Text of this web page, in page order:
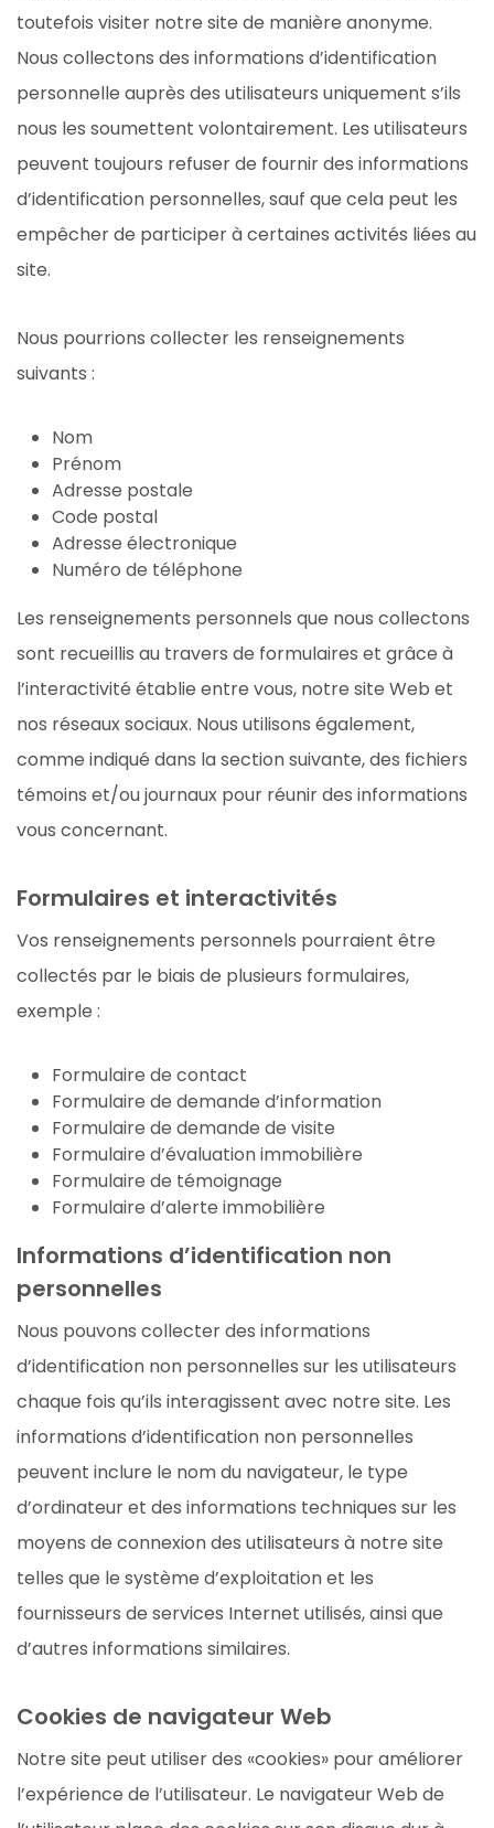
toutefois visiter notre site de manière anonyme.
Nous collectons des informations d’identification
personnelle auprès des utilisateurs uniquement s’ils
nous les soumettent volontairement. Les utilisateurs
peuvent toujours refuser de fournir des informations
d’identification personnelles, sauf que cela peut les
empêcher de participer à certaines activités liées au
site.
Nous pourrions collecter les renseignements
suivants :
Nom
Prénom
Adresse postale
Code postal
Adresse électronique
Numéro de téléphone
Les renseignements personnels que nous collectons
sont recueillis au travers de formulaires et grâce à
l’interactivité établie entre vous, notre site Web et
nos réseaux sociaux. Nous utilisons également,
comme indiqué dans la section suivante, des fichiers
témoins et/ou journaux pour réunir des informations
vous concernant.
Formulaires et interactivités
Vos renseignements personnels pourraient être
collectés par le biais de plusieurs formulaires,
exemple :
Formulaire de contact
Formulaire de demande d’information
Formulaire de demande de visite
Formulaire d’évaluation immobilière
Formulaire de témoignage
Formulaire d’alerte immobilière
Informations d’identification non
personnelles
Nous pouvons collecter des informations
d’identification non personnelles sur les utilisateurs
chaque fois qu’ils interagissent avec notre site. Les
informations d’identification non personnelles
peuvent inclure le nom du navigateur, le type
d’ordinateur et des informations techniques sur les
moyens de connexion des utilisateurs à notre site
telles que le système d’exploitation et les
fournisseurs de services Internet utilisés, ainsi que
d’autres informations similaires.
Cookies de navigateur Web
Notre site peut utiliser des «cookies» pour améliorer
l’expérience de l’utilisateur. Le navigateur Web de